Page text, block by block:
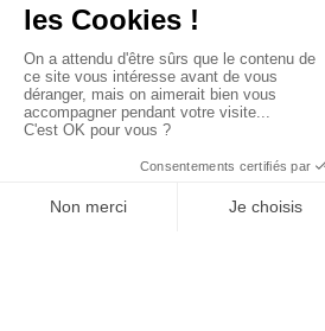
Le Héros